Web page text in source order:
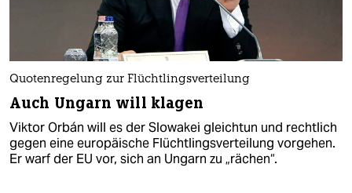
Quotenregelung zur Flüchtlingsverteilung
Auch Ungarn will klagen
Viktor Orbán will es der Slowakei gleichtun und rechtlich
gegen eine europäische Flüchtlingsverteilung vorgehen.
Er warf der EU vor, sich an Ungarn zu „rächen“.